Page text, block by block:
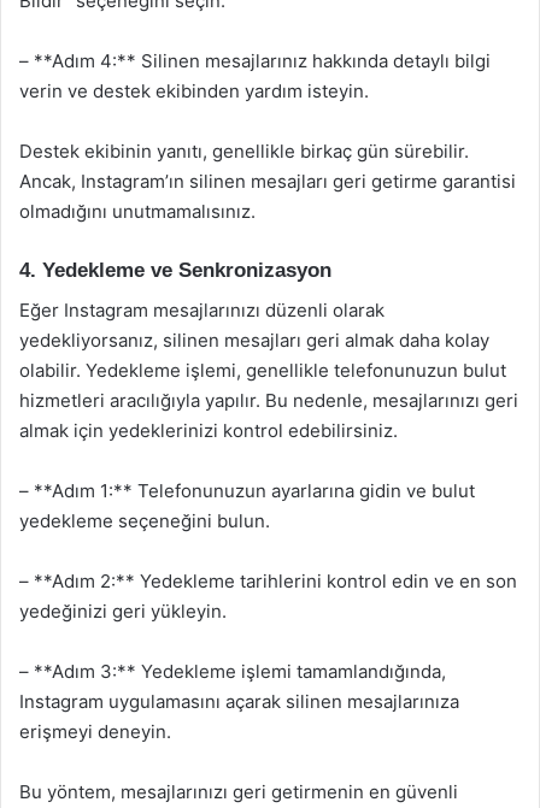
– **Adım 4:** Silinen mesajlarınız hakkında detaylı bilgi
verin ve destek ekibinden yardım isteyin.
Destek ekibinin yanıtı, genellikle birkaç gün sürebilir.
Ancak, Instagram’ın silinen mesajları geri getirme garantisi
olmadığını unutmamalısınız.
4. Yedekleme ve Senkronizasyon
Eğer Instagram mesajlarınızı düzenli olarak
yedekliyorsanız, silinen mesajları geri almak daha kolay
olabilir. Yedekleme işlemi, genellikle telefonunuzun bulut
hizmetleri aracılığıyla yapılır. Bu nedenle, mesajlarınızı geri
almak için yedeklerinizi kontrol edebilirsiniz.
– **Adım 1:** Telefonunuzun ayarlarına gidin ve bulut
yedekleme seçeneğini bulun.
– **Adım 2:** Yedekleme tarihlerini kontrol edin ve en son
yedeğinizi geri yükleyin.
– **Adım 3:** Yedekleme işlemi tamamlandığında,
Instagram uygulamasını açarak silinen mesajlarınıza
erişmeyi deneyin.
Bu yöntem, mesajlarınızı geri getirmenin en güvenli